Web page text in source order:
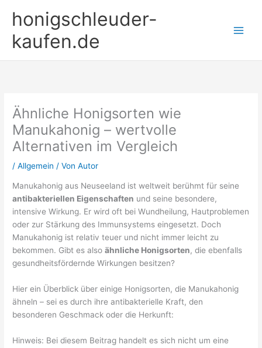
Inhalthonigschleuder-
kaufen.de
Ähnliche Honigsorten wie
Manukahonig – wertvolle
Alternativen im Vergleich
/Allgemein / VonAutor
Manukahonig aus Neuseeland ist weltweit berühmt für seine
antibakteriellen Eigenschaften und seine besondere,
intensive Wirkung. Er wird oft bei Wundheilung, Hautproblemen
oder zur Stärkung des Immunsystems eingesetzt. Doch
Manukahonig ist relativ teuer und nicht immer leicht zu
bekommen. Gibt es alsoähnliche Honigsorten, die ebenfalls
gesundheitsfördernde Wirkungen besitzen?
Hier ein Überblick über einige Honigsorten, die Manukahonig
ähneln – sei es durch ihre antibakterielle Kraft, den
besonderen Geschmack oder die Herkunft:
Hinweis: Bei diesem Beitrag handelt es sich nicht um eine